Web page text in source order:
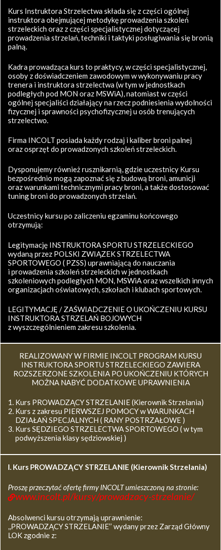
Kurs Instruktora Strzelectwa składa się z części ogólnej
instruktora obejmującej metodykę prowadzenia szkoleń
strzeleckich oraz z części specjalistycznej dotyczącej
prowadzenia strzelań, techniki i taktyki posługiwania się bronią
palną.
Kadra prowadząca kurs to praktycy, w części specjalistycznej,
osoby z doświadczeniem zawodowym w wykonywaniu pracy
trenera i instruktora strzelectwa (w tym w jednostkach
podległych pod MON oraz MSWiA), natomiast w części
ogólnej specjaliści działający na rzecz podniesienia wydolności
fizycznej i sprawności psychofizycznej u osób trenujących
strzelectwo.
Firma INCOLT posiada każdy rodzaj i kaliber broni palnej
oraz osprzęt do prowadzonych szkoleń strzeleckich.
Dysponujemy również rusznikarnią, gdzie uczestnicy Kursu
bezpośrednio mogą zapoznać się z budową broni, amunicji
oraz warunkami technicznymi pracy broni, a także dostosować
tuning broni do prowadzonych strzelań.
Uczestnicy kursu po zaliczeniu egzaminu końcowego
otrzymują:
Legitymację INSTRUKTORA SPORTU STRZELECKIEGO
wydaną przez POLSKI ZWIĄZEK STRZELECTWA
SPORTOWEGO ( PZSS) uprawniającą do nauczania
i prowadzenia szkoleń strzeleckich w jednostkach
szkoleniowych podległych MON, MSWiA oraz wszelkich innych
organizacjach oświatowych, szkołach i klubach sportowych.
LEGITYMACJĘ / ZAŚWIADCZENIE O UKOŃCZENIU KURSU
INSTRUKTORA STRZELAŃ BOJOWYCH
z wyszczególnieniem zakresu szkolenia.
REALIZOWANY W FIRMIE INCOLT PROGRAM KURSU
INSTRUKTORA SPORTU STRZELECKIEGO ZAWIERA
ROZSZERZONE SZKOLENIA PO UKOŃCZENIU KTÓRYCH
MOŻNA NABYĆ DODATKOWE UPRAWNIENIA
Kurs PROWADZĄCY STRZELANIE (Kierownik Strzelania)
Kurs z zakresu PIERWSZEJ POMOCY w WARUNKACH
DZIAŁAŃ SPECJALNYCH ( RANY POSTRZAŁOWE )
Kurs SĘDZIEGO STRZELECTWA SPORTOWEGO ( w tym
podwyższenia klasy sędziowskiej )
I. Kurs PROWADZĄCY STRZELANIE (Kierownik Strzelania)
Proszę przeczytać ofertę firmy INCOLT umieszczoną na stronie:
www.incolt.pl/kursy/prowadzacy-strzelanie/
Absolwenci kursu otrzymają uprawnienie:
,,PROWADZĄCY STRZELANIE’’ wydany przez Zarząd Główny
LOK zgodnie z: